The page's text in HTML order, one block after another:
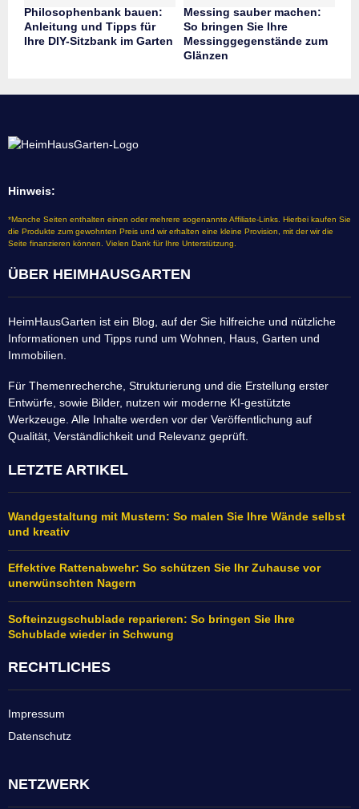
Philosophenbank bauen:
Anleitung und Tipps für
Ihre DIY-Sitzbank im Garten
Messing sauber machen:
So bringen Sie Ihre
Messinggegenstände zum
Glänzen
Hinweis:
*Manche Seiten enthalten einen oder mehrere sogenannte Affiliate-Links. Hierbei kaufen Sie
die Produkte zum gewohnten Preis und wir erhalten eine kleine Provision, mit der wir die
Seite finanzieren können. Vielen Dank für Ihre Unterstützung.
ÜBER HEIMHAUSGARTEN
HeimHausGarten ist ein Blog, auf der Sie hilfreiche und nützliche
Informationen und Tipps rund um Wohnen, Haus, Garten und
Immobilien.
Für Themenrecherche, Strukturierung und die Erstellung erster
Entwürfe, sowie Bilder, nutzen wir moderne KI-gestützte
Werkzeuge. Alle Inhalte werden vor der Veröffentlichung auf
Qualität, Verständlichkeit und Relevanz geprüft.
LETZTE ARTIKEL
Wandgestaltung mit Mustern: So malen Sie Ihre Wände selbst
und kreativ
Effektive Rattenabwehr: So schützen Sie Ihr Zuhause vor
unerwünschten Nagern
Softeinzugschublade reparieren: So bringen Sie Ihre
Schublade wieder in Schwung
RECHTLICHES
Impressum
Datenschutz
NETZWERK